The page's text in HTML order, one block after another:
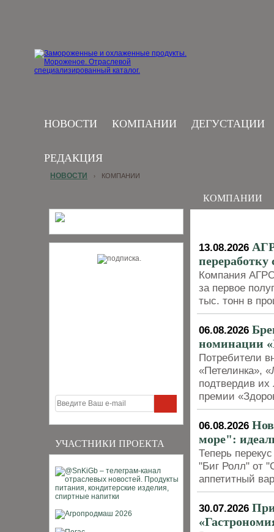
НОВОСТИ КОМПАНИИ ДЕГУСТАЦИИ
РЕДАКЦИЯ
УЧАСТНИКИ ПРОЕКТА
НОВОСТИ › КОМПАНИИ
КОМПАНИИ
13.08.2026
Компания
за первое
тыс. тонн в
06.08.2026
номинации
Потребители
«Петелинка»,
подтвердив
премии
06.08.2026
море":
Теперь
"Биг Ролл" от
аппетитный
30.07.2026